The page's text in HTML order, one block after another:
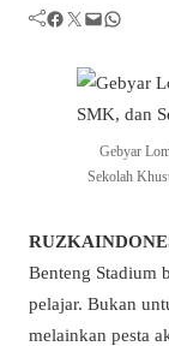
Facebook Twitter Mail WhatsApp
Gebyar
Sekolah
Benteng Stadium
pelajar. Bukan
melainkan pesta